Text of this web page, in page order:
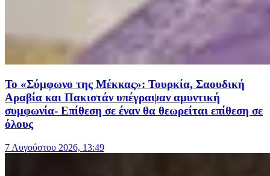
Το «Σύμφωνο της Μέκκας»: Τουρκία, Σαουδική
Αραβία και Πακιστάν υπέγραψαν αμυντική
συμφωνία- Επίθεση σε έναν θα θεωρείται επίθεση σε
όλους
7 Αυγούστου 2026, 13:49